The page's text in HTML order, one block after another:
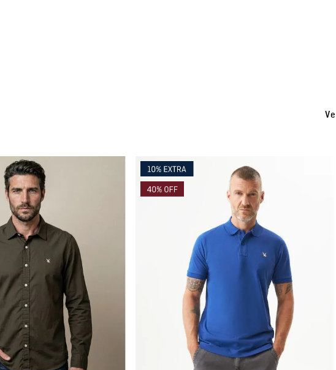
rápida
AL CARRITO
Compra rápida
AGREGAR AL CARRITO